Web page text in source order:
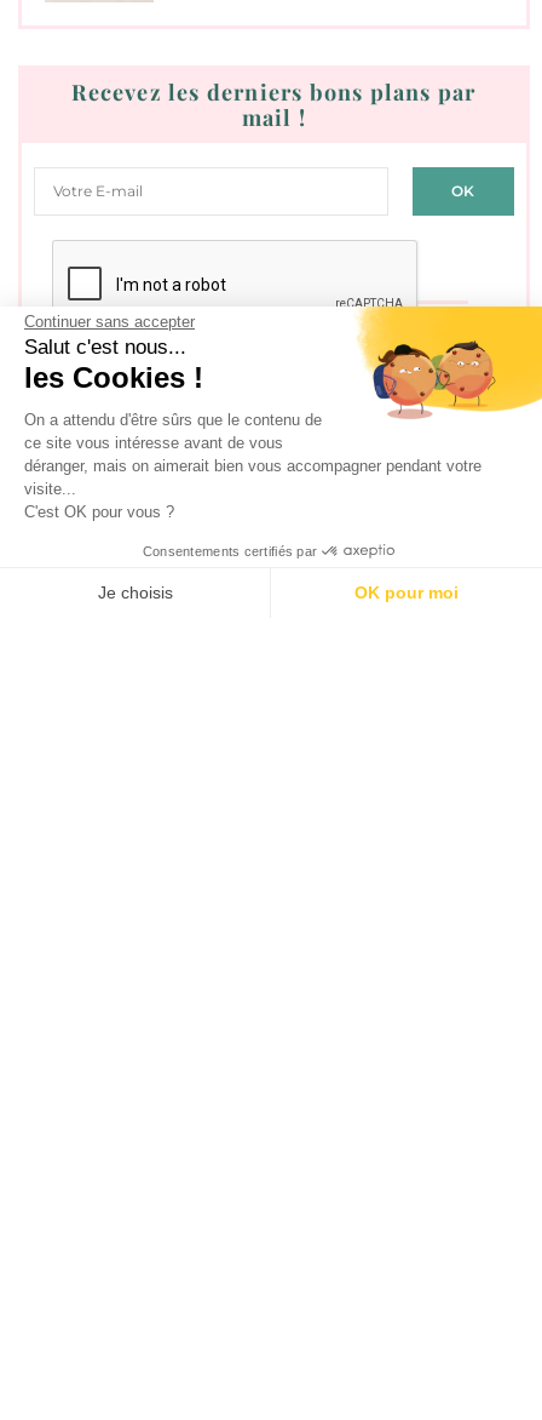
Continuer sans accepter
Salut c'est nous...
les Cookies !
On a attendu d'être sûrs que le contenu de
ce site vous intéresse avant de vous
déranger, mais on aimerait bien vous accompagner pendant votre
visite...
C'est OK pour vous ?
Consentements certifiés par
Je choisis OK pour moi
Recevez les derniers bons plans par
mail !
J'accepte les conditions générales d'utilisation
SÉLECTION DE BONS PLANS